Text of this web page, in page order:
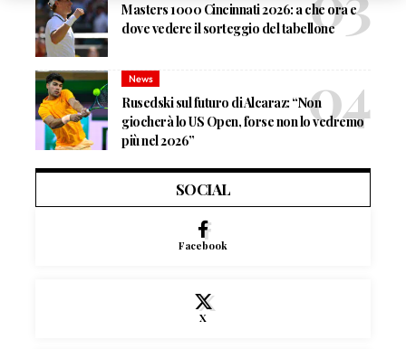
Masters 1000 Cincinnati 2026: a che ora e
dove vedere il sorteggio del tabellone
News
Rusedski sul futuro di Alcaraz: “Non
giocherà lo US Open, forse non lo vedremo
più nel 2026”
SOCIAL
Facebook
X